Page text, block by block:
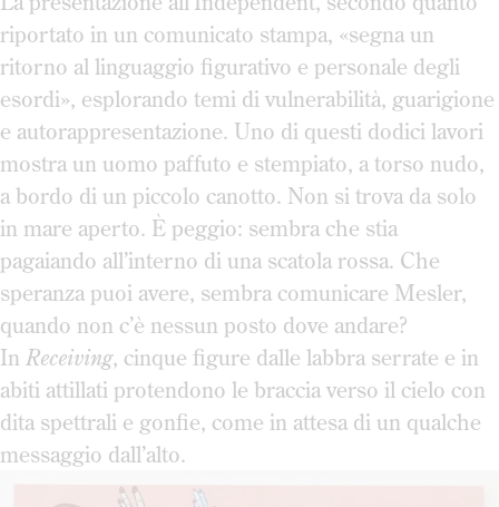
riportato in un comunicato stampa, «segna un
ritorno al linguaggio figurativo e personale degli
esordi», esplorando temi di vulnerabilità, guarigione
e autorappresentazione. Uno di questi dodici lavori
mostra un uomo paffuto e stempiato, a torso nudo,
a bordo di un piccolo canotto. Non si trova da solo
in mare aperto. È peggio: sembra che stia
pagaiando all’interno di una scatola rossa. Che
speranza puoi avere, sembra comunicare Mesler,
quando non c’è nessun posto dove andare?
In Receiving, cinque figure dalle labbra serrate e in
abiti attillati protendono le braccia verso il cielo con
dita spettrali e gonfie, come in attesa di un qualche
messaggio dall’alto.